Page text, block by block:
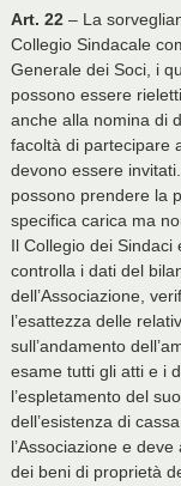
Art. 22– La
Collegio Sindacale
Generale dei Soci, i
possono essere
anche alla nomina di
facoltà di partecipare
devono essere
possono prendere la
specifica carica ma
Il Collegio dei Sindaci
controlla i dati del
dell’Associazione,
l’esattezza delle
sull’andamento
esame tutti gli atti e i
l’espletamento del
dell’esistenza di
l’Associazione e
dei beni di proprietà